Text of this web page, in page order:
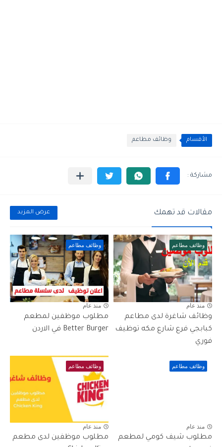
الأقسام وظائف مطاعم
مقالات قد تهمك عرض المزيد
وظائف مطاعم
منذ عام
وظائف شاغرة لدى مطاعم
كبابجي فرع شارع مكه توظيف
فوري
وظائف مطاعم
منذ عام
مطلوب موظفين لمطعم
Better Burger في الاردن
وظائف مطاعم
منذ عام
مطلوب شيف كومي لمطعم
وظائف مطاعم
منذ عام
مطلوب موظفين لدى مطعم